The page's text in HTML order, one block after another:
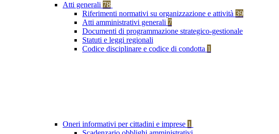
Atti generali 78
Riferimenti normativi su organizzazione e attività 39
Atti amministrativi generali 7
Documenti di programmazione strategico-gestionale
Statuti e leggi regionali
Codice disciplinare e codice di condotta 1
Oneri informativi per cittadini e imprese 1